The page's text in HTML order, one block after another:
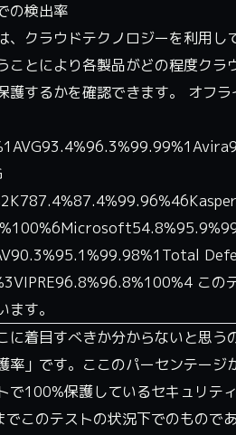
の検出率
、クラウドテクノロジーを利用
ことにより各製品がどの程度ク
護するかを確認できます。 オフ
この
す。
に着目すべきか分からないと思
率」です。ここのパーセンテー
で100%保護しているセキュリ
このテストの状況下でのもので